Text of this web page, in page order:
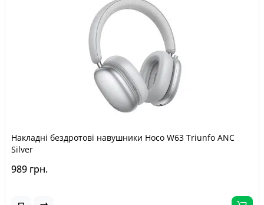
Накладні бездротові навушники Hoco W63 Triunfo ANC
Silver
989 грн.